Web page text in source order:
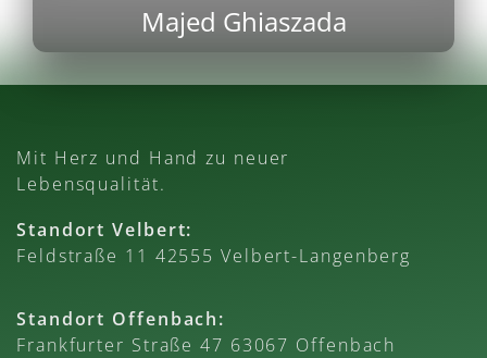
Majed Ghiaszada
Mit Herz und Hand zu neuer
Lebensqualität.
Standort Velbert:
Feldstraße 11 42555 Velbert-Langenberg
Standort Offenbach:
Frankfurter Straße 47 63067 Offenbach